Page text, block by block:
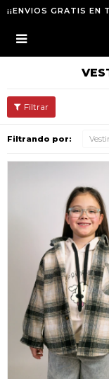
¡¡ENVIOS GRATIS

Filtrando por: